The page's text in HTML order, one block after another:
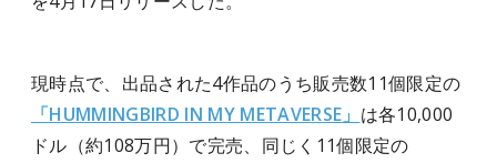
現時点で、出品された4作品のうち販売数11個限定の
「HUMMINGBIRD IN MY METAVERSE」 は各10,000
ドル（約108万円）で完売、同じく11個限定の